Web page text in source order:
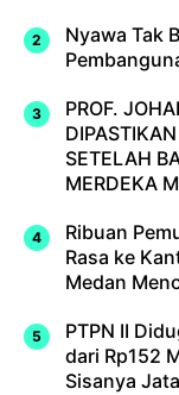
Nyawa Tak
PROF.
SETELAH
MERDEKA
Ribuan
Rasa ke
Medan
PTPN II
dari Rp152
Sisanya